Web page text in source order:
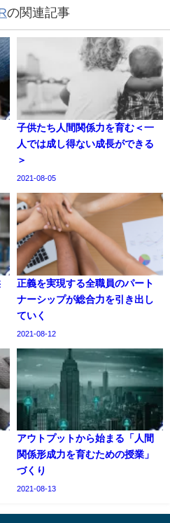
の関連記事
子供たち人間関係力を育む＜一
人では成し得ない成長ができる
＞
2021-08-05
正義を実現する全職員のパート
ナーシップが総合力を引き出し
ていく
2021-08-12
アウトプットから始まる「人間
関係形成力を育むための授業」
づくり
2021-08-13